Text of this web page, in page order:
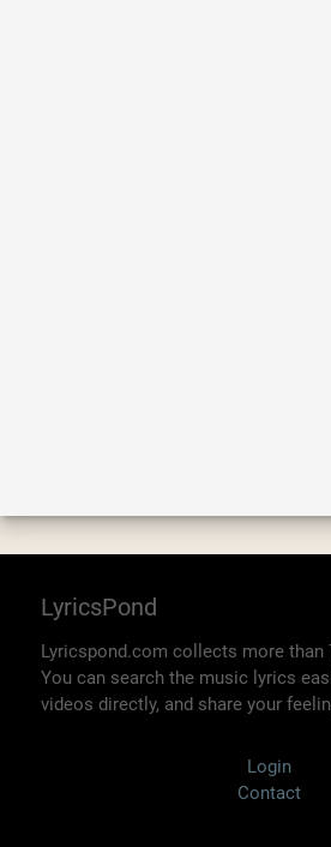
LyricsPond
Lyricspond.com collects more than
You can search the music lyrics
videos directly, and share your
Login
Contact